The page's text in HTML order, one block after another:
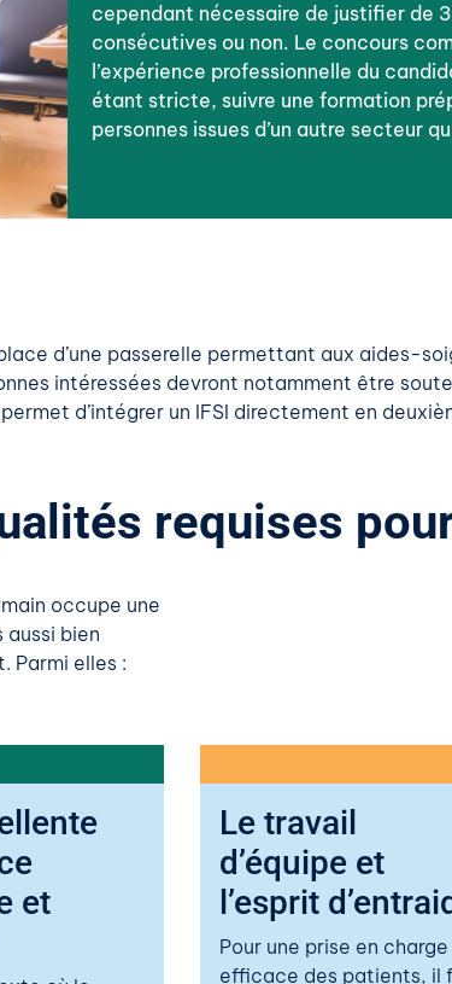
cependant nécessaire de justifier de
consécutives ou non. Le concours
l’expérience professionnelle du
étant stricte, suivre une formation
personnes issues d’un autre secteur
d’une passerelle permettant aux aides-
intéressées devront notamment être
d’intégrer un IFSI directement en
requises
occupe une
aussi bien
Parmi elles :
et
Le travail
d’équipe et
l’esprit
Pour une prise en charge
efficace des patients, il